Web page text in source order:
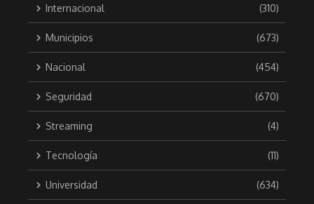
Internacional (310)
Municipios (673)
Nacional (454)
Seguridad (670)
Streaming (4)
Tecnología (11)
Universidad (634)